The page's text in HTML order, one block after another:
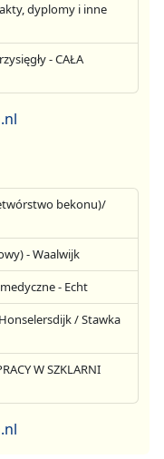
akty, dyplomy i inne
- CAŁA
bekonu)/
- Waalwijk
- Echt
/ Stawka
W SZKLARNI